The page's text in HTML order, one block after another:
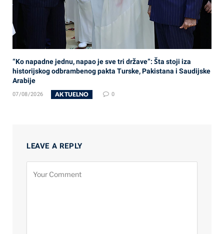
“Ko napadne jednu, napao je sve tri države”: Šta stoji iza
historijskog odbrambenog pakta Turske, Pakistana i Saudijske
Arabije
07/08/2026 AKTUELNO 0
LEAVE A REPLY